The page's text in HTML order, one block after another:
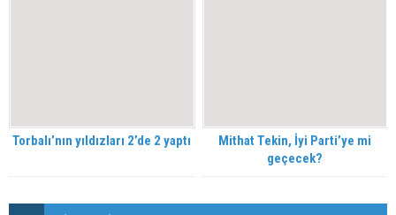
Torbalı’nın yıldızları 2’de 2 yaptı
Mithat Tekin, İyi Parti’ye mi
geçecek?